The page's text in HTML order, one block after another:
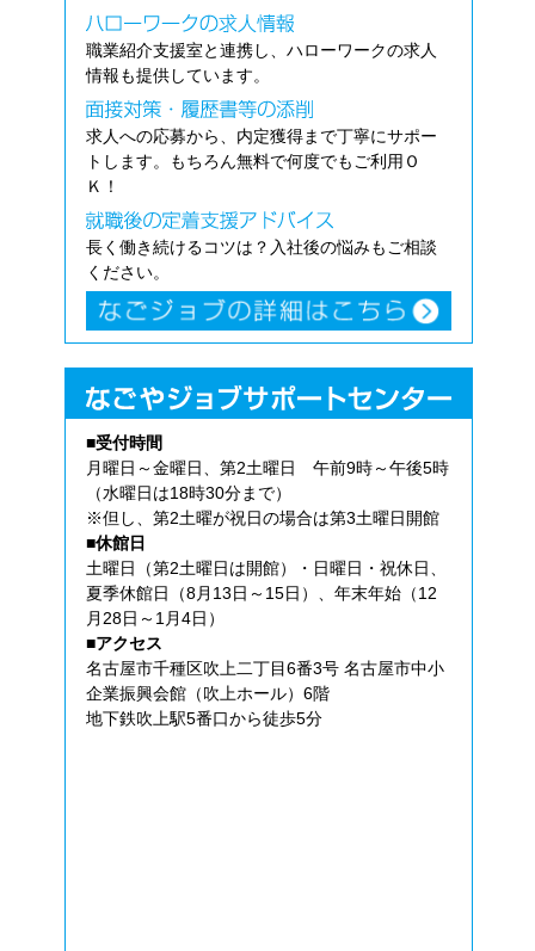
職業紹介支援室と連携し、ハローワークの求人
情報も提供しています。
求人への応募から、内定獲得まで丁寧にサポー
トします。もちろん無料で何度でもご利用Ｏ
Ｋ！
長く働き続けるコツは？入社後の悩みもご相談
ください。
■受付時間
月曜日～金曜日、第2土曜日 午前9時～午後5時
（水曜日は18時30分まで）
※但し、第2土曜が祝日の場合は第3土曜日開館
■休館日
土曜日（第2土曜日は開館）・日曜日・祝休日、
夏季休館日（8月13日～15日）、年末年始（12
月28日～1月4日）
■アクセス
名古屋市千種区吹上二丁目6番3号 名古屋市中小
企業振興会館（吹上ホール）6階
地下鉄吹上駅5番口から徒歩5分